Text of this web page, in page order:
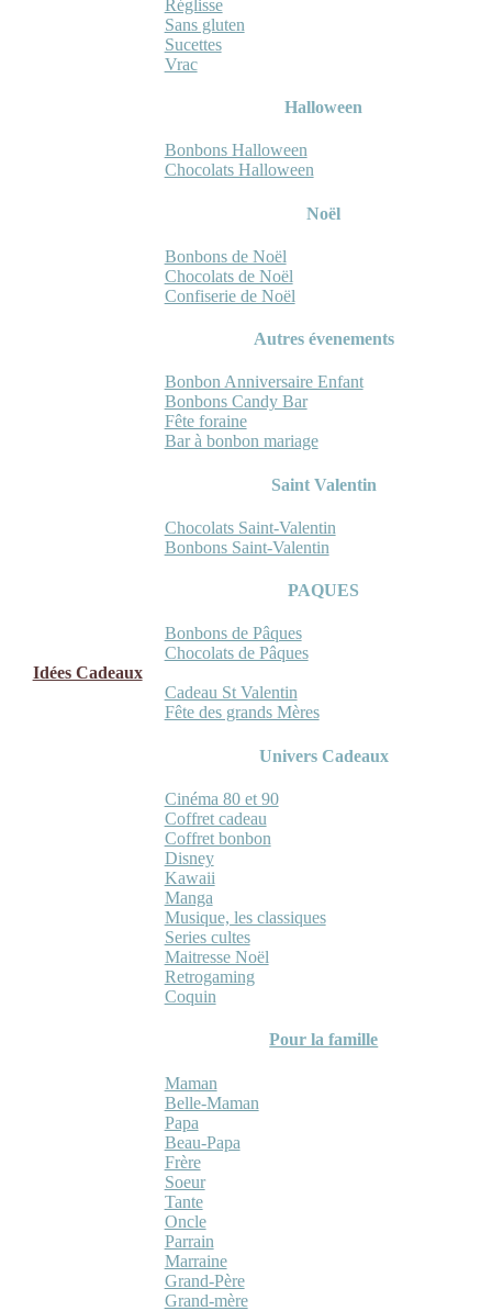
Réglisse
Sans gluten
Sucettes
Vrac
Halloween
Bonbons Halloween
Chocolats Halloween
Noël
Bonbons de Noël
Chocolats de Noël
Confiserie de Noël
Autres évenements
Bonbon Anniversaire Enfant
Bonbons Candy Bar
Fête foraine
Bar à bonbon mariage
Saint Valentin
Chocolats Saint-Valentin
Bonbons Saint-Valentin
PAQUES
Bonbons de Pâques
Chocolats de Pâques
Idées Cadeaux
Cadeau St Valentin
Fête des grands Mères
Univers Cadeaux
Cinéma 80 et 90
Coffret cadeau
Coffret bonbon
Disney
Kawaii
Manga
Musique, les classiques
Series cultes
Maitresse Noël
Retrogaming
Coquin
Pour la famille
Maman
Belle-Maman
Papa
Beau-Papa
Frère
Soeur
Tante
Oncle
Parrain
Marraine
Grand-Père
Grand-mère